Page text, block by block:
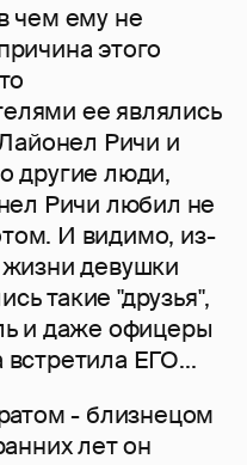
чем ему не
этого
ее являлись
Ричи и
другие люди,
Ричи любил не
И видимо, из-
девушки
такие "друзья",
и даже офицеры
ЕГО...
- близнецом
лет он